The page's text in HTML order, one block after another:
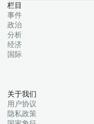
栏目
事件
政治
分析
经济
国际
关于我们
用户协议
隐私政策